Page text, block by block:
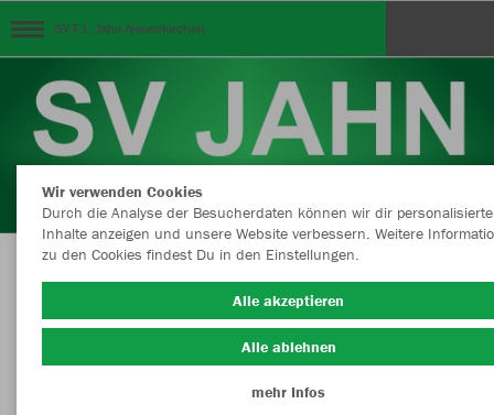
SV F.L. Jahn-Neuenkirchen
Herzlich Willkommen im Teamshop SV F.L.
Jahn-Neuenkirchen
Wir verwenden Cookies
Durch die Analyse der Besucherdaten können wir dir personalisierte
Inhalte anzeigen und unsere Website verbessern. Weitere
zu den Cookies findest Du in den Einstellungen.
Alle akzeptieren
Alle ablehnen
mehr Infos